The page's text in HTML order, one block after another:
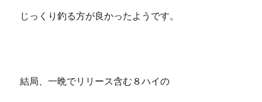
じっくり釣る方が良かったようです。
結局、一晩でリリース含む８ハイの